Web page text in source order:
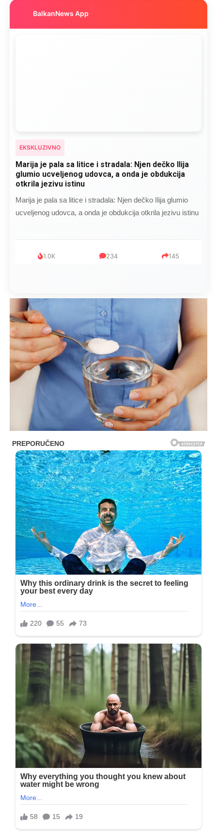
BalkanNews App
EKSKLUZIVNO
Marija je pala sa litice i stradala: Njen dečko Ilija
glumio ucveljenog udovca, a onda je obdukcija
otkrila jezivu istinu
Marija je pala sa litice i stradala: Njen dečko Ilija glumio
ucveljenog udovca, a onda je obdukcija otkrila jezivu istinu
1.0K 234 145